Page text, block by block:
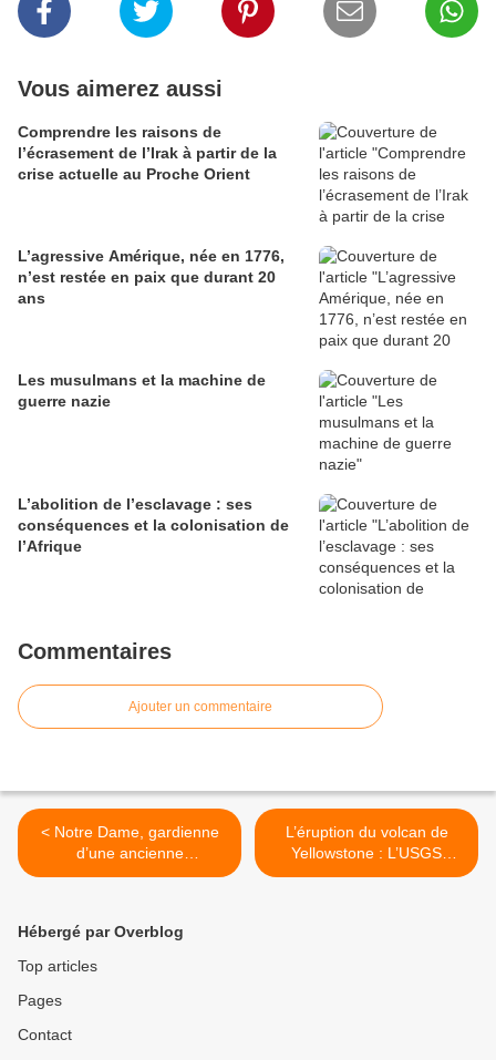
Vous aimerez aussi
Comprendre les raisons de
l’écrasement de l’Irak à partir de la
crise actuelle au Proche Orient
L’agressive Amérique, née en 1776,
n’est restée en paix que durant 20
ans
Les musulmans et la machine de
guerre nazie
L’abolition de l’esclavage : ses
conséquences et la colonisation de
l’Afrique
Commentaires
Ajouter un commentaire
< Notre Dame, gardienne
d’une ancienne
connaissance
L’éruption du volcan de
Yellowstone : L’USGS
prévoit la date de la SUPER
Hébergé par Overblog
Top articles
Pages
Contact